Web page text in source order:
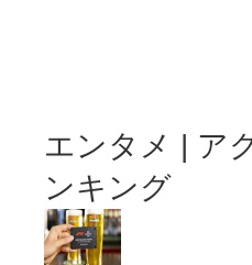
エンタメ | ア
ンキング